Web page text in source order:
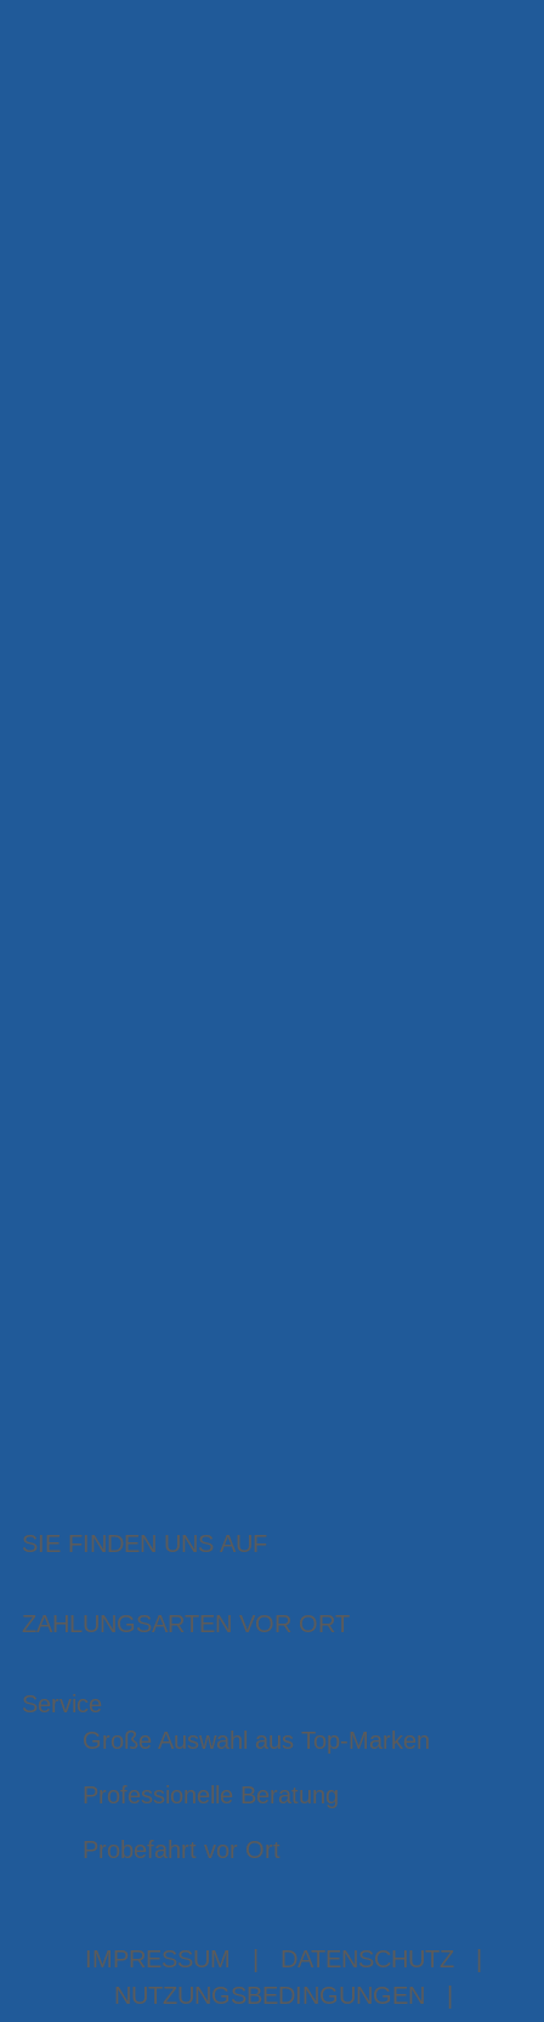
SIE FINDEN UNS AUF
ZAHLUNGSARTEN VOR ORT
Service
Große Auswahl aus Top-Marken
Professionelle Beratung
Probefahrt vor Ort
IMPRESSUM DATENSCHUTZ
NUTZUNGSBEDINGUNGEN